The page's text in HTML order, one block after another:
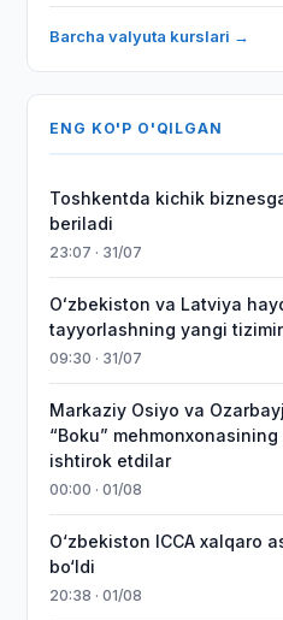
Barcha valyuta kurslari →
ENG KO'P O'QILGAN
Toshkentda kichik
beriladi
23:07 · 31/07
Oʻzbekiston va Latviya
tayyorlashning yangi
09:30 · 31/07
Markaziy Osiyo va
“Boku”
ishtirok etdilar
00:00 · 01/08
O‘zbekiston ICCA xalqaro
bo‘ldi
20:38 · 01/08